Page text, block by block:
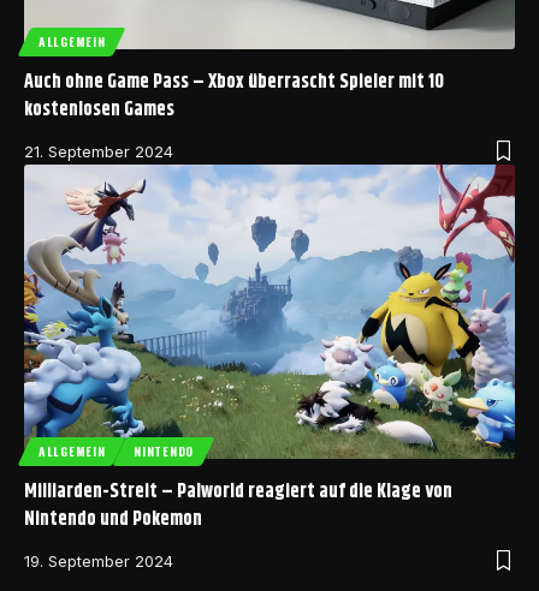
ALLGEMEIN
Auch ohne Game Pass – Xbox überrascht Spieler mit 10
kostenlosen Games
21. September 2024
ALLGEMEIN NINTENDO
Milliarden-Streit – Palworld reagiert auf die Klage von
Nintendo und Pokemon
19. September 2024